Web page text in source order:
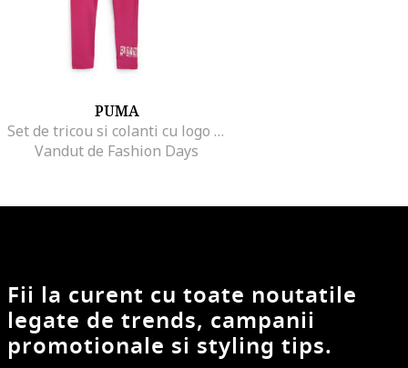
PUMA
Set de tricou si colanti cu logo - 2 piese
Vandut de Fashion Days
Fii la curent cu toate noutatile
legate de trends, campanii
promotionale si styling tips.